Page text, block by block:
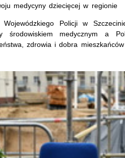
medycyny dziecięcej w regionie
Wojewódzkiego Policji w
środowiskiem medycznym a
zdrowia i dobra